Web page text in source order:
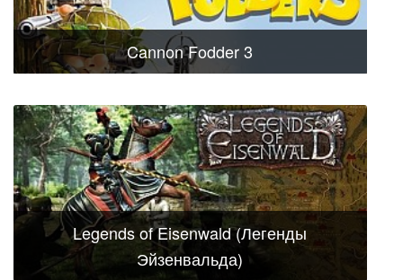
Cannon Fodder 3
Legends of Eisenwald (Легенды
Эйзенвальда)